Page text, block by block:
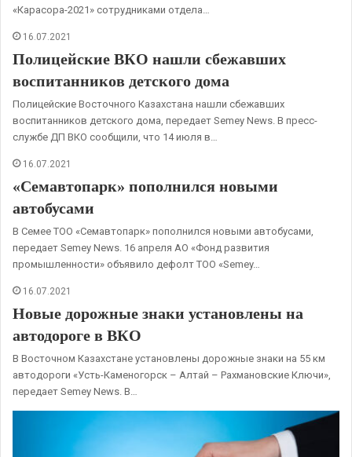
«Карасора-2021» сотрудниками отдела…
16.07.2021
Полицейские ВКО нашли сбежавших
воспитанников детского дома
Полицейские Восточного Казахстана нашли сбежавших
воспитанников детского дома, передает Semey News. В пресс-
службе ДП ВКО сообщили, что 14 июля в…
16.07.2021
«Семавтопарк» пополнился новыми
автобусами
В Семее ТОО «Семавтопарк» пополнился новыми автобусами,
передает Semey News. 16 апреля АО «Фонд развития
промышленности» объявило дефолт ТОО «Semey…
16.07.2021
Новые дорожные знаки установлены на
автодороге в ВКО
В Восточном Казахстане установлены дорожные знаки на 55 км
автодороги «Усть-Каменогорск – Алтай – Рахмановские Ключи»,
передает Semey News. В…